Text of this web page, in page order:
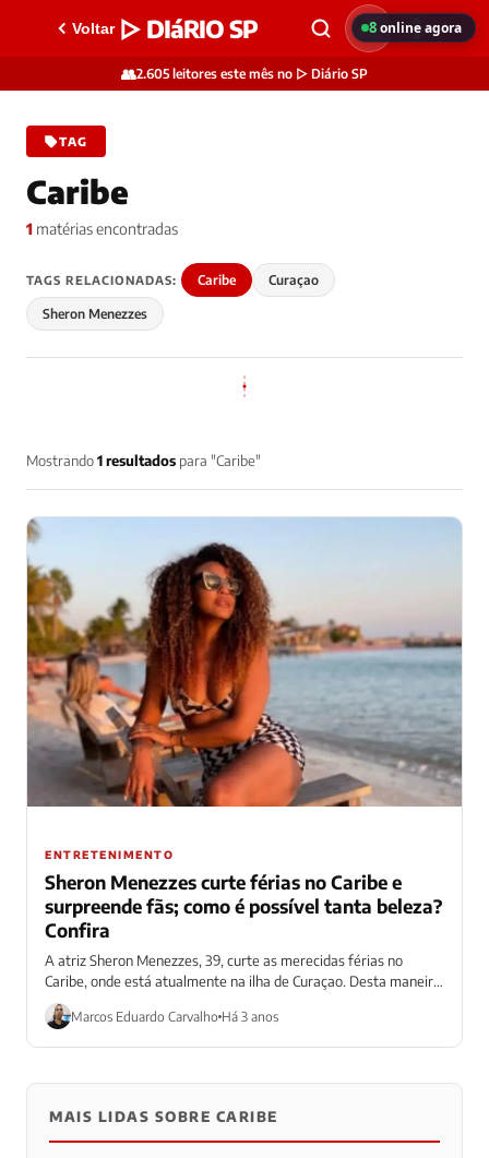
Voltar ▷ DIáRIO SP
👥2.605 leitores este mês no ▷ Diário SP
TAG
Caribe
1 matérias encontradas
TAGS RELACIONADAS: Caribe Curaçao
Sheron Menezzes
Mostrando1 resultados para "Caribe"
ENTRETENIMENTO
Sheron Menezzes curte férias no Caribe e
surpreende fãs; como é possível tanta beleza?
Confira
A atriz Sheron Menezzes, 39, curte as merecidas férias no
Caribe, onde está atualmente na ilha de Curaçao. Desta maneira,
a global...
Marcos Eduardo Carvalho Há 3 anos
MAIS LIDAS SOBRE CARIBE
8online agora